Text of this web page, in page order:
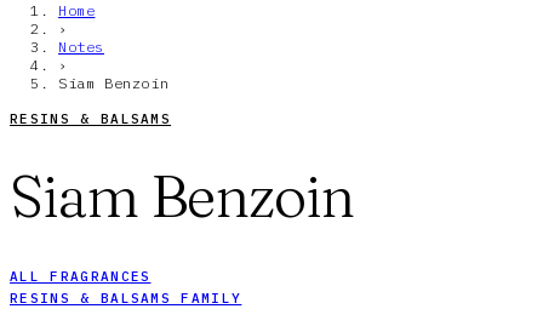
Home
›
Notes
›
Siam Benzoin
RESINS & BALSAMS
Siam Benzoin
ALL FRAGRANCES
RESINS & BALSAMS FAMILY